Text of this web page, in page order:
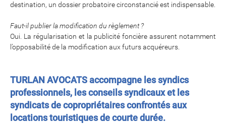
destination, un dossier probatoire circonstancié est indispensable.
Faut-il publier la modification du règlement ?
Oui. La régularisation et la publicité foncière assurent notamment
l’opposabilité de la modification aux futurs acquéreurs.
TURLAN AVOCATS accompagne les syndics
professionnels, les conseils syndicaux et les
syndicats de copropriétaires confrontés aux
locations touristiques de courte durée.